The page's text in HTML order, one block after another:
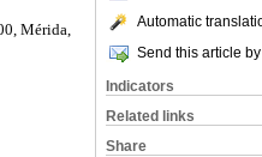
Automatic
Send this article
Indicators
Related links
Share
Mérida,